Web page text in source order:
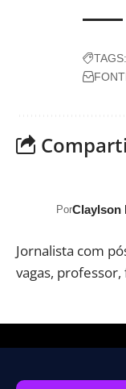
TAGS:
PorClaylson
Jornalista com
vagas,